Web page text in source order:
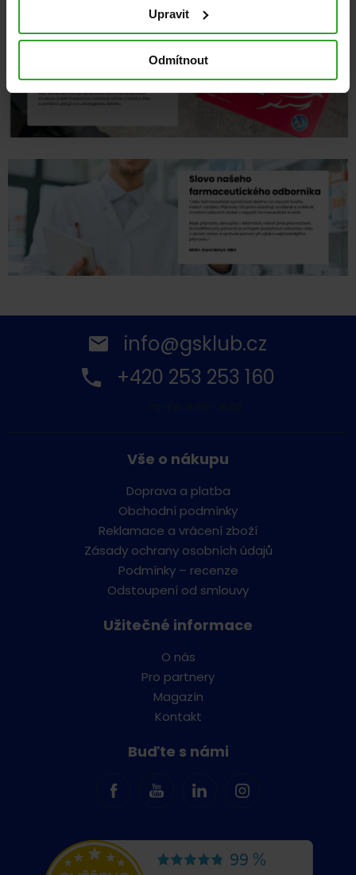
Upravit
Odmítnout
info@gsklub.cz
+420 253 253 160
Vše o nákupu
Doprava a platba
Obchodní podmínky
Reklamace a vrácení zboží
Zásady ochrany osobních údajů
Podmínky – recenze
Odstoupení od smlouvy
Užitečné informace
O nás
Pro partnery
Magazín
Kontakt
Buďte s námi